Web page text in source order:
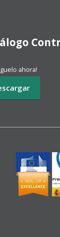
ahora!